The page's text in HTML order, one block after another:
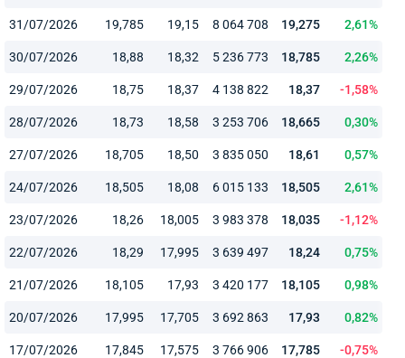
31/07/2026 19,785 19,15 8 064 708 19,275 2,61%
30/07/2026 18,88 18,32 5 236 773 18,785 2,26%
29/07/2026 18,75 18,37 4 138 822 18,37 -1,58%
28/07/2026 18,73 18,58 3 253 706 18,665 0,30%
27/07/2026 18,705 18,50 3 835 050 18,61 0,57%
24/07/2026 18,505 18,08 6 015 133 18,505 2,61%
23/07/2026 18,26 18,005 3 983 378 18,035 -1,12%
22/07/2026 18,29 17,995 3 639 497 18,24 0,75%
21/07/2026 18,105 17,93 3 420 177 18,105 0,98%
20/07/2026 17,995 17,705 3 692 863 17,93 0,82%
17/07/2026 17,845 17,575 3 766 906 17,785 -0,75%